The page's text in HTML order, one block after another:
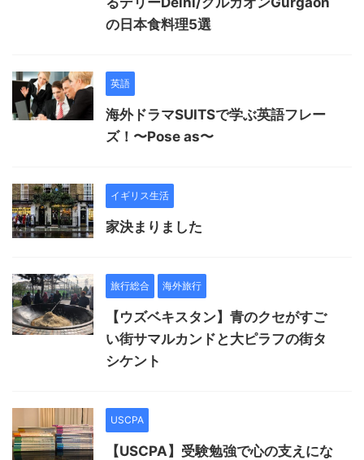
の日本食料理5選
英語
海外ドラマSUITSで学ぶ英語フレー
ズ！〜Pose as〜
イギリス生活
家決まりました
旅行総合 海外旅行
【ウズベキスタン】青のクセがすご
い街サマルカンドと大ピラフの街タ
シケント
USCPA
【USCPA】受験勉強で心の支えにな